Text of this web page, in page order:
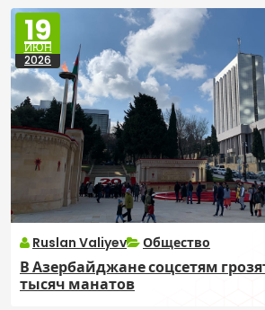
19
ИЮН
2026
Ruslan Valiyev Общество
В Азербайджане соцсетям
тысяч манатов